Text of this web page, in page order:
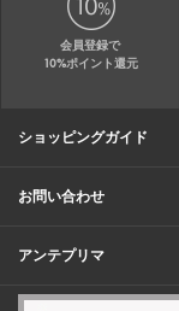
会員登録で
10%ポイント還元
ショッピングガイド
会員特典
ご購入・配送について
返品について
ギフト包装
FAQ
サイトマップ
お問い合わせ
メールでのお問い合わせ
お修理についてのお問い
アンテプリマ